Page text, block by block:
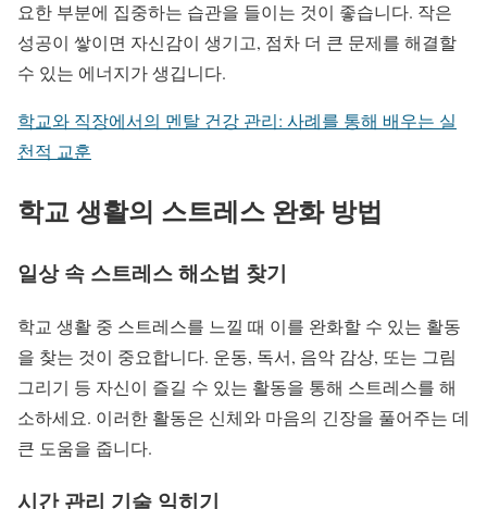
요한 부분에 집중하는 습관을 들이는 것이 좋습니다. 작은
성공이 쌓이면 자신감이 생기고, 점차 더 큰 문제를 해결할
수 있는 에너지가 생깁니다.
학교와 직장에서의 멘탈 건강 관리: 사례를 통해 배우는 실
천적 교훈
학교 생활의 스트레스 완화 방법
일상 속 스트레스 해소법 찾기
학교 생활 중 스트레스를 느낄 때 이를 완화할 수 있는 활동
을 찾는 것이 중요합니다. 운동, 독서, 음악 감상, 또는 그림
그리기 등 자신이 즐길 수 있는 활동을 통해 스트레스를 해
소하세요. 이러한 활동은 신체와 마음의 긴장을 풀어주는 데
큰 도움을 줍니다.
시간 관리 기술 익히기